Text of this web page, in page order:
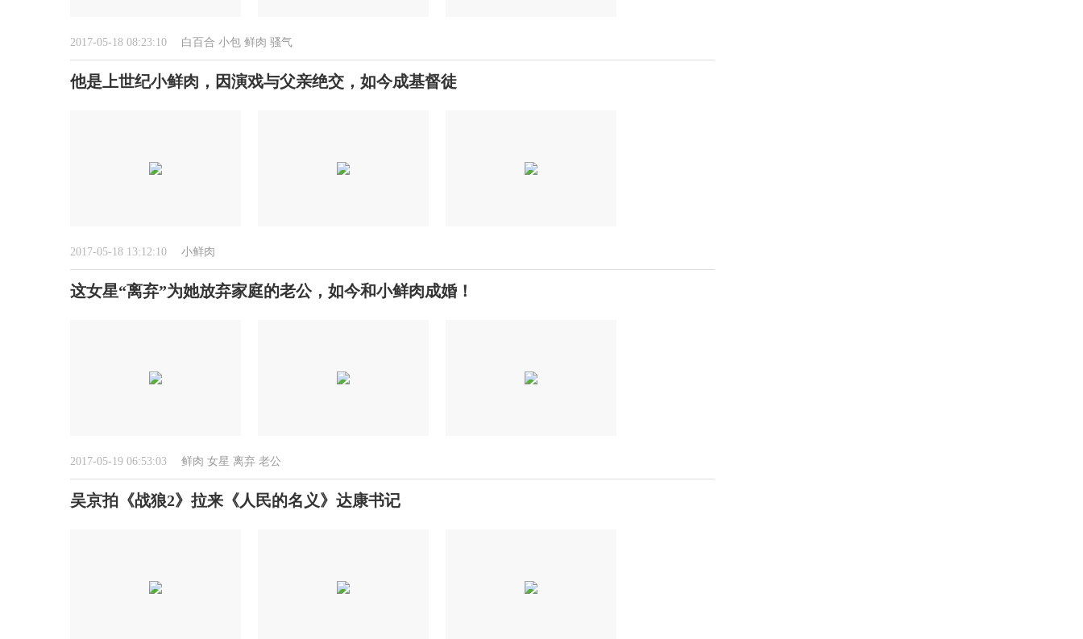
2017-05-18 08:23:10 白百合 小包 鲜肉 骚气
他是上世纪小鲜肉，因演戏与父亲绝交，如今成基督徒
2017-05-18 13:12:10 小鲜肉
这女星“离弃”为她放弃家庭的老公，如今和小鲜肉成婚！
2017-05-19 06:53:03 鲜肉 女星 离弃 老公
吴京拍《战狼2》拉来《人民的名义》达康书记